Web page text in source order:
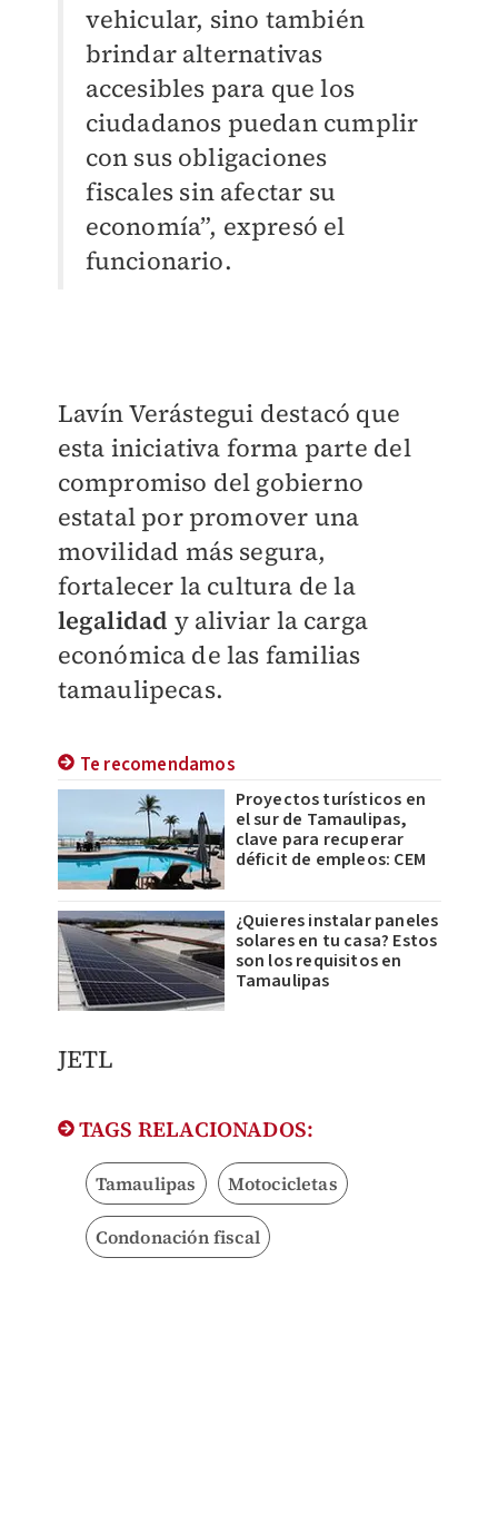
vehicular, sino también
brindar alternativas
accesibles para que los
ciudadanos puedan cumplir
con sus obligaciones
fiscales sin afectar su
economía”, expresó el
funcionario.
Lavín Verástegui destacó que
esta iniciativa forma parte del
compromiso del gobierno
estatal por promover una
movilidad más segura,
fortalecer la cultura de la
legalidad y aliviar la carga
económica de las familias
tamaulipecas.
Te recomendamos
Proyectos turísticos en
el sur de Tamaulipas,
clave para recuperar
déficit de empleos: CEM
¿Quieres instalar paneles
solares en tu casa? Estos
son los requisitos en
Tamaulipas
JETL
TAGS RELACIONADOS:
Tamaulipas Motocicletas
Condonación fiscal